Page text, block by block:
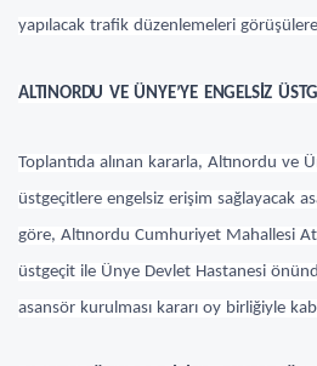
yapılacak trafik düzenlemeleri
ALTINORDU VE ÜNYE’YE ENGELSİZ
Toplantıda alınan kararla, Altınordu ve
üstgeçitlere engelsiz erişim sağlayacak
göre, Altınordu Cumhuriyet Mahallesi
üstgeçit ile Ünye Devlet Hastanesi
asansör kurulması kararı oy birliğiyle